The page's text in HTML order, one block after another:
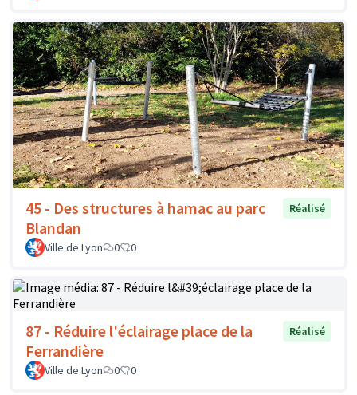
45 - Des structures à hamac au parc
Blandan
Réalisé
Ville de Lyon 0 0
87 - Réduire l'éclairage place de la
Ferrandière
Réalisé
Ville de Lyon 0 0